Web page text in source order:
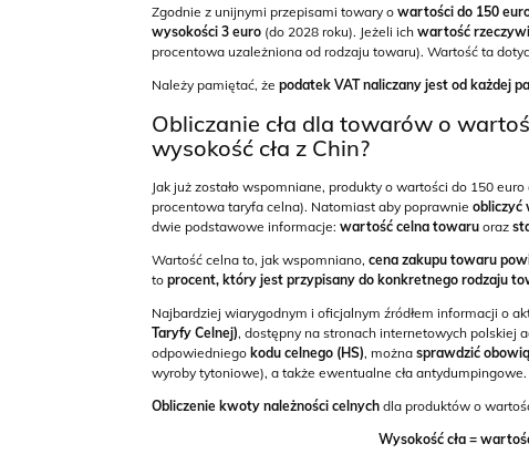
Zgodnie z unijnymi przepisami towary o wartości do 150
wysokości 3 euro (do 2028 roku). Jeżeli ich wartość
procentowa uzależniona od rodzaju towaru). Wartość ta
Należy pamiętać, że podatek VAT naliczany jest od każdej
Obliczanie cła dla towarów o
wysokość cła z Chin?
Jak już zostało wspomniane, produkty o wartości do 150
procentowa taryfa celna). Natomiast aby poprawnie obliczyć
dwie podstawowe informacje: wartość celna towaru oraz
Wartość celna to, jak wspomniano, cena zakupu towaru
to procent, który jest przypisany do konkretnego rodzaju
Najbardziej wiarygodnym i oficjalnym źródłem informacji o
Taryfy Celnej), dostępny na stronach internetowych polskiej
odpowiedniego kodu celnego (HS), można sprawdzić
wyroby tytoniowe), a także ewentualne cła antydumpingowe.
Obliczenie kwoty należności celnych dla produktów o
Wysokość cła =